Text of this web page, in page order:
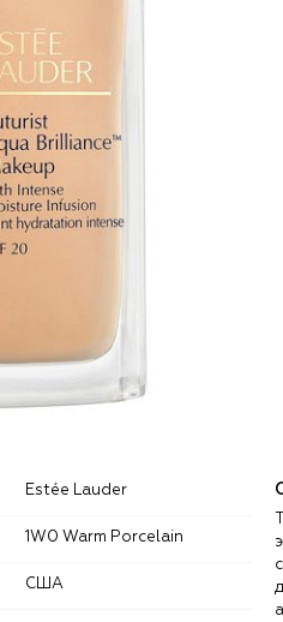
Estée Lauder
1W0 Warm Porcelain
США